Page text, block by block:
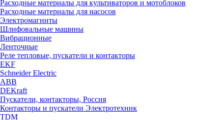
Расходные материалы для культиваторов и мотоблоков
Расходные материалы для насосов
Электромагниты
Шлифовальные машины
Вибрационные
Ленточные
Реле тепловые, пускатели и контакторы
EKF
Schneider Electric
ABB
DEKraft
Пускатели, контакторы, Россия
Контакторы и пускатели Электротехник
TDM